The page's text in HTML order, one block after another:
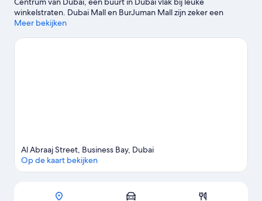
winkelstraten. Dubai Mall en BurJuman Mall zijn zeker een
bezoekje waard als je graag wilt shoppen. Als je liever de natuur
Water Park niet.
Meer bekijken
Kaart
Al Abraaj Street, Business Bay, Dubai
Op de kaart bekijken